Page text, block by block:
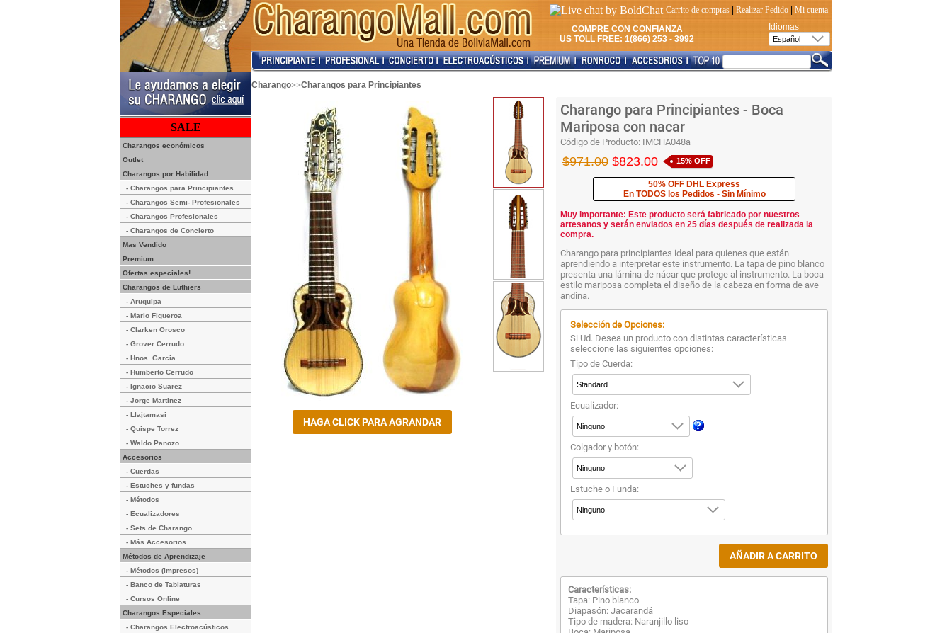
Carrito de compras Realizar Pedido
Mi cuenta
COMPRE CON CONFIANZA
US TOLL FREE: 1(866) 253 - 3992
Idiomas
SALE
Charangos económicos
Outlet
Charangos por Habilidad
- Charangos para Principiantes
- Charangos Semi- Profesionales
- Charangos Profesionales
- Charangos de Concierto
Mas Vendido
Premium
Ofertas especiales!
Charangos de Luthiers
- Aruquipa
- Mario Figueroa
- Clarken Orosco
- Grover Cerrudo
- Hnos. Garcia
- Humberto Cerrudo
- Ignacio Suarez
- Jorge Martinez
- Llajtamasi
- Quispe Torrez
- Waldo Panozo
Accesorios
- Cuerdas
- Estuches y fundas
- Métodos
- Ecualizadores
- Sets de Charango
- Más Accesorios
Métodos de Aprendizaje
- Métodos (Impresos)
- Banco de Tablaturas
- Cursos Online
Charangos Especiales
- Charangos Electroacústicos
Charango>>Charangos para Principiantes
Charango para Principiantes - Boca
Mariposa con nacar
Código de Producto: IMCHA048a
$971.00 $823.00 15% OFF
50% OFF DHL Express
En TODOS los Pedidos - Sin Mínimo
Muy importante: Este producto será fabricado por nuestros
artesanos y serán enviados en 25 días después de realizada la
compra.
Charango para principiantes ideal para quienes que están
aprendiendo a interpretar este instrumento. La tapa de pino blanco
presenta una lámina de nácar que protege al instrumento. La boca
estilo mariposa completa el diseño de la cabeza en forma de ave
andina.
Selección de Opciones:
Si Ud. Desea un producto con distintas características
seleccione las siguientes opciones:
Tipo de Cuerda:
Ecualizador:
Colgador y botón:
Estuche o Funda:
Características:
Tapa: Pino blanco
Diapasón: Jacarandá
Tipo de madera: Naranjillo liso